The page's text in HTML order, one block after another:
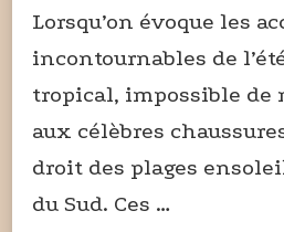
Lorsqu’on évoque les
incontournables de
tropical, impossible de
aux célèbres
droit des plages
du Sud. Ces …